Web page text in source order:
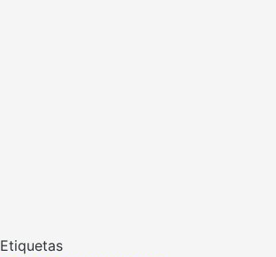
Etiquetas